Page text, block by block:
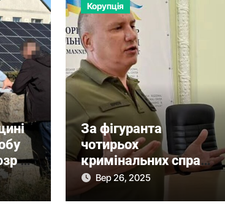
в
Корупція
За фігуранта
чотирьох
кримінальних справ
ексвійськкома
Борисова внесли
Вер 26, 2025